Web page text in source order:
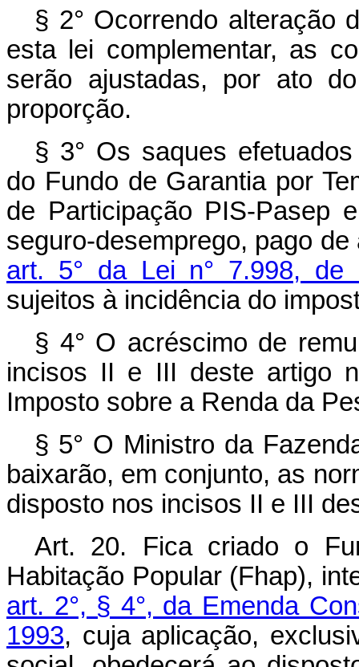
§ 2° Ocorrendo alteração
esta lei complementar, as
serão ajustadas, por ato
proporção.
§ 3° Os saques
do Fundo de Garantia por
de Participação PIS-Pasep
seguro-desemprego, pago
art. 5° da Lei n° 7.998, de
sujeitos à incidência do
§ 4° O acréscimo de
incisos II e III deste artigo
Imposto sobre a Renda da
§ 5° O Ministro da
baixarão, em conjunto, as
disposto nos incisos II e III
Art. 20. Fica criado o
Habitação Popular (Fhap),
art. 2°, § 4°, da Emenda
1993, cuja aplicação,